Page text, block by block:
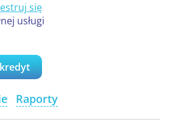
się
usługi
Raporty